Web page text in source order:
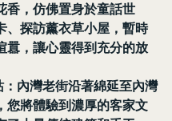
香，仿佛置身於童話世
、探訪薰衣草小屋，暫時
囂，讓心靈得到充分的放
內灣老街沿著綿延至內灣
您將體驗到濃厚的客家文